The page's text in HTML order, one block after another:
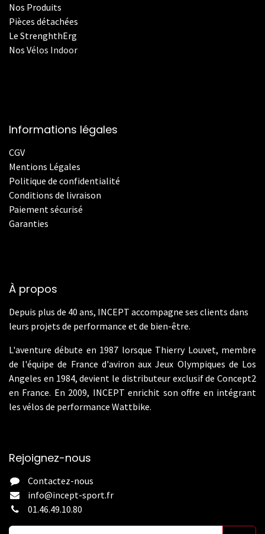
Nos Produits
Pièces détachées
Le StrenghthErg
Nos Vélos Indoor
Informations légales
CGV
Mentions Légales
Politique de confidentialité
Conditions de livraison
Paiement sécurisé
Garanties
À propos
Depuis plus de 40 ans, INCEPT accompagne ses clients dans
leurs projets de performance et de bien-être.
L'aventure débute en 1987 lorsque Thierry Louvet, membre
de l'équipe de France d'aviron aux Jeux Olympiques de Los
Angeles en 1984, devient le distributeur exclusif de Concept2
en France. En 2009, INCEPT enrichit son offre en intégrant
les vélos de performance Wattbike.
Rejoignez-nous
Contactez-nous
info@incept-sport.fr
01.46.49.10.80